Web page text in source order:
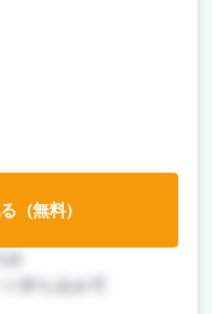
持ち込み可
（無料）